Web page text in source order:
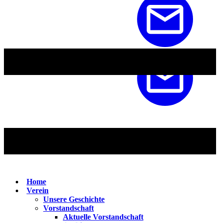
Home
Verein
Unsere Geschichte
Vorstandschaft
Aktuelle Vorstandschaft